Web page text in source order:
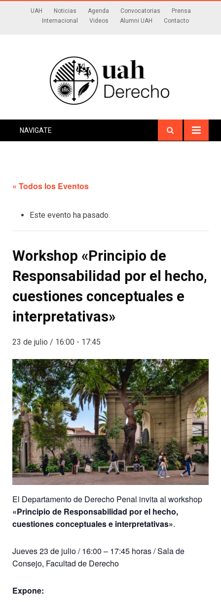
UAH Noticias Agenda Convocatorias
Prensa
Internacional
Videos Alumni UAH Contacto
NAVIGATE
« Todos los Eventos
Este evento ha pasado.
Workshop «Principio de
Responsabilidad por el hecho,
cuestiones conceptuales e
interpretativas»
23 de julio / 16:00 - 17:45
El Departamento de Derecho Penal invita al workshop
«Principio de Responsabilidad por el hecho,
cuestiones conceptuales e interpretativas».
Jueves 23 de julio / 16:00 – 17:45 horas / Sala de
Consejo, Facultad de Derecho
Expone: